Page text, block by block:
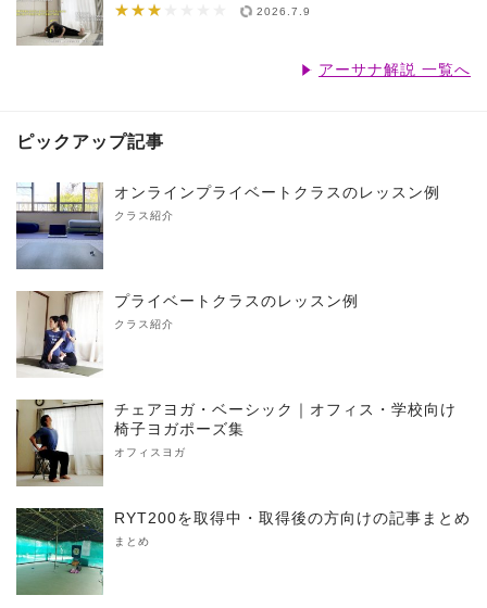
★★★
★★★★★★★ 2026.7.9
アーサナ解説 一覧へ
ピックアップ記事
オンラインプライベートクラスのレッスン例
クラス紹介
プライベートクラスのレッスン例
クラス紹介
チェアヨガ・ベーシック｜オフィス・学校向け
椅子ヨガポーズ集
オフィスヨガ
RYT200を取得中・取得後の方向けの記事まとめ
まとめ